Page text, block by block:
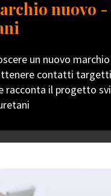
nuovo
un nuovo
contatti
racconta il progetto